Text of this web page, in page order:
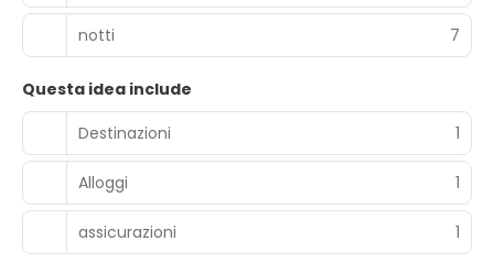
notti 7
Questa idea include
Destinazioni
1
Alloggi 1
assicurazioni 1